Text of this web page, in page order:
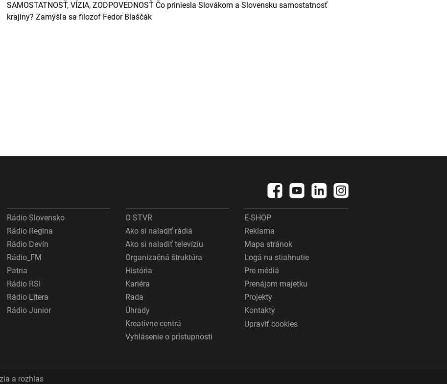
SAMOSTATNOSŤ, VÍZIA, ZODPOVEDNOSŤ Čo priniesla Slovákom a Slovensku samostatnosť
krajiny? Zamýšľa sa filozof Fedor Blaščák
Rádio Slovensko
Rádio Regina
Rádio Devín
Rádio_FM
Patria
Rádio RSI
Rádio Litera
Rádio Junior
O STVR
Ako si naladiť rádiá
Ako si naladiť televíziu
Organizačná štruktúra
História
Kariéra
Rada
Úhrady
Kreatívne centrá
Vyhlásenie o prístupnosti
E-SHOP
Reklama
Mapa stránok
Logá na stiahnutie
Pre médiá
Prenájom majetku
Projekty
Kontakty
Upraviť cookies
a rozhlas